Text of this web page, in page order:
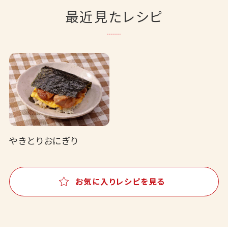
最近見たレシピ
やきとりおにぎり
お気に入りレシピを見る